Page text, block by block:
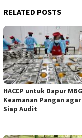
RELATED POSTS
HACCP untuk Dapur
Keamanan Pangan agar
Siap Audit